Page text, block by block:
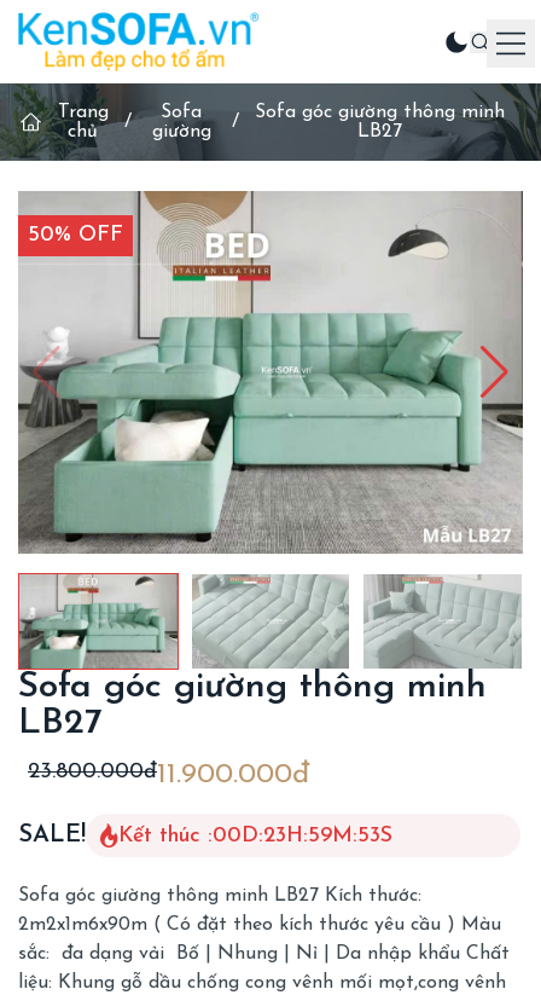
Sản phẩm
Ghế sofa
Phòng khách
Phòng ăn
Sản phẩm khác
Liên hệ
Trang
chủ
/
Sofa
giường
/
Sofa góc giường thông minh
LB27
50% OFF
Sofa góc giường thông minh
LB27
23.800.000đ11.900.000đ
SALE! Kết thúc :00D:23H:59M:51S
Sofa góc giường thông minh LB27 Kích thước:
2m2x1m6x90m ( Có đặt theo kích thước yêu cầu ) Màu
sắc: đa dạng vải Bố | Nhung | Nỉ | Da nhập khẩu Chất
liệu: Khung gỗ dầu chống cong vênh mối mọt,cong vênh